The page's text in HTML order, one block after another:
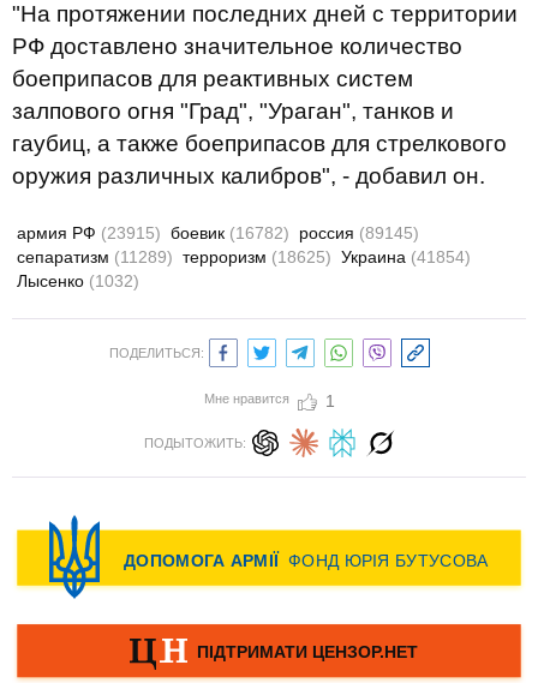
"На протяжении последних дней с территории
РФ доставлено значительное количество
боеприпасов для реактивных систем
залпового огня "Град", "Ураган", танков и
гаубиц, а также боеприпасов для стрелкового
оружия различных калибров", - добавил он.
армия РФ (23915) боевик (16782) россия (89145)
сепаратизм (11289) терроризм (18625) Украина (41854)
Лысенко (1032)
ПОДЕЛИТЬСЯ:
Мне нравится 1
ПОДЫТОЖИТЬ: